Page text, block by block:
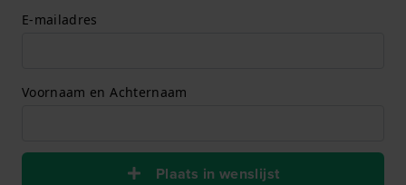
E-mailadres
Voornaam en Achternaam
Plaats in wenslijst